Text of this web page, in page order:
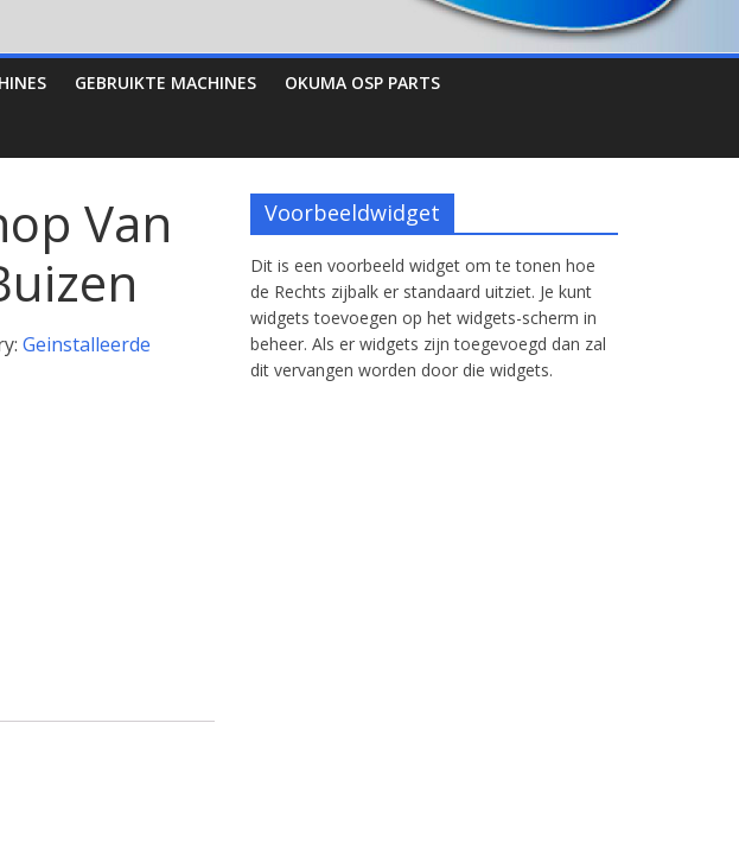
GEBRUIKTE MACHINES OKUMA OSP PARTS
Van
Geinstalleerde
Voorbeeldwidget
Dit is een voorbeeld widget om te tonen hoe
de Rechts zijbalk er standaard uitziet. Je kunt
widgets toevoegen op het widgets-scherm in
beheer. Als er widgets zijn toegevoegd dan zal
dit vervangen worden door die widgets.